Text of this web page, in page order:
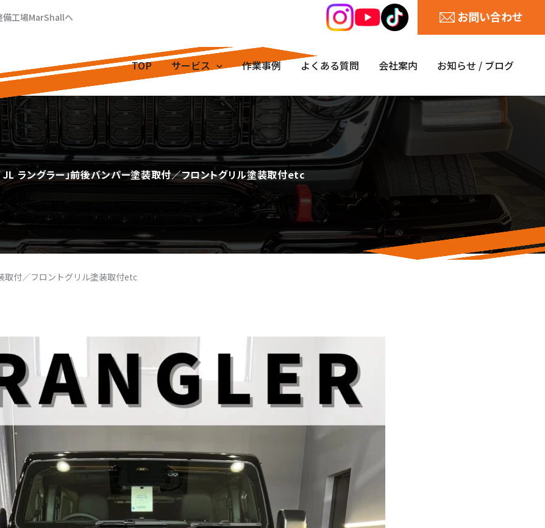
備工場MarShallへ お問い合わせ
TOP サービス 作業事例 よくある質問 会社案内 お知らせ / ブログ
JL ラングラー」前後バンパー塗装取付／フロントグリル塗装取付etc
取付／フロントグリル塗装取付etc